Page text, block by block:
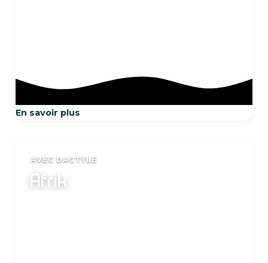
En savoir plus
AVEC DACTYLE
Afrik